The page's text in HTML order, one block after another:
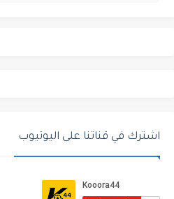
اشترك في قناتنا على اليوتيوب